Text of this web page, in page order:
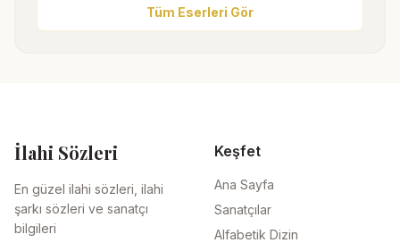
Tüm Eserleri Gör
İlahi Sözleri
En güzel ilahi sözleri, ilahi
şarkı sözleri ve sanatçı
bilgileri
Keşfet
Ana Sayfa
Sanatçılar
Alfabetik Dizin